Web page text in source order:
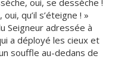
oui, se dessèche !
qu’il s’éteigne ! »
Seigneur adressée à
a déployé les cieux et
souffle au-dedans de